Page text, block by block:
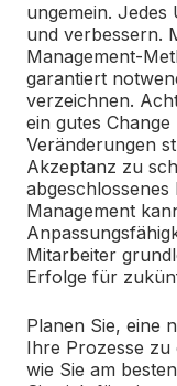
ungemein.
und verbessern.
Management-
garantiert
verzeichnen.
ein gutes
Veränderungen
Akzeptanz zu
abgeschlossenes
Management
Mitarbeiter
Erfolge für
Planen Sie, eine
Ihre Prozesse zu
wie Sie am